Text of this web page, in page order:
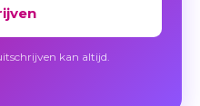
kan altijd.